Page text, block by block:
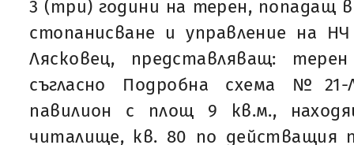
3 (три) години на терен, попадащ
стопанисване и управление на
Лясковец, представляващ:
съгласно Подробна схема
павилион с площ 9 кв.м.,
читалище, кв. 80 по действащия